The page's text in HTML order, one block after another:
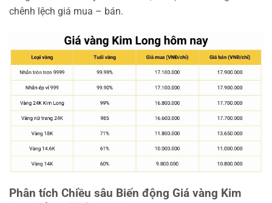
chênh lệch giá mua – bán.
Phân tích Chiều sâu Biến động Giá vàng Kim